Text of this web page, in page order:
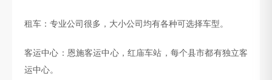
租车 ：专业公司很多，大小公司均有各种可选择车型 。
客运中心：恩施客运中心，红庙车站，每个县市都有独立客
运中心。